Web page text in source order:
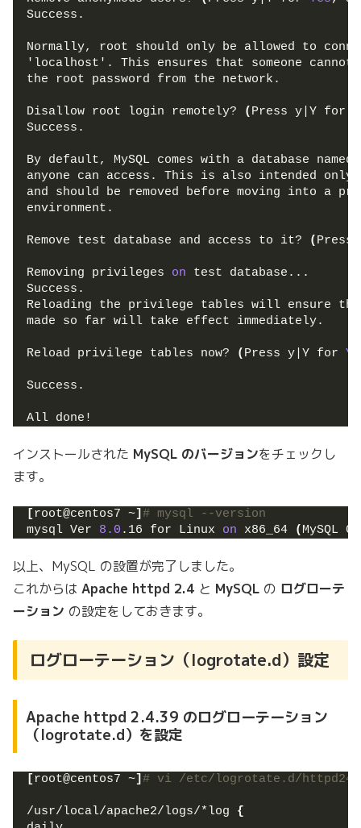
Success.
Normally, root should only be allowed to
'localhost'. This ensures that someone cannot
the root password from the network.
Disallow root login remotely? ( Press y|Y for
Success.
By default, MySQL comes with a database
anyone can access. This is also intended
and should be removed before moving into a
environment.
Remove test database and access to it? (
Removing privileges on test database...
Success.
Reloading the privilege tables will ensure
made so far will take effect immediately.
Reload privilege tables now? ( Press y|Y for
Success.
All done!
インストールされた MySQL のバージョンをチェックし
ます。
[root@centos7 ~] # mysql --version
mysql Ver 8.0 .16 for Linux on x86_64 ( MySQL
以上、MySQL の設置が完了しました。
これからは Apache httpd 2.4 と MySQL の ログローテ
ーション の設定をしておきます。
ログローテーション（logrotate.d）設定
Apache httpd 2.4.39 のログローテーション
（logrotate.d）を設定
[root@centos7 ~] # vi /etc/logrotate.d/httpd24
/usr/local/apache2/logs/*log {